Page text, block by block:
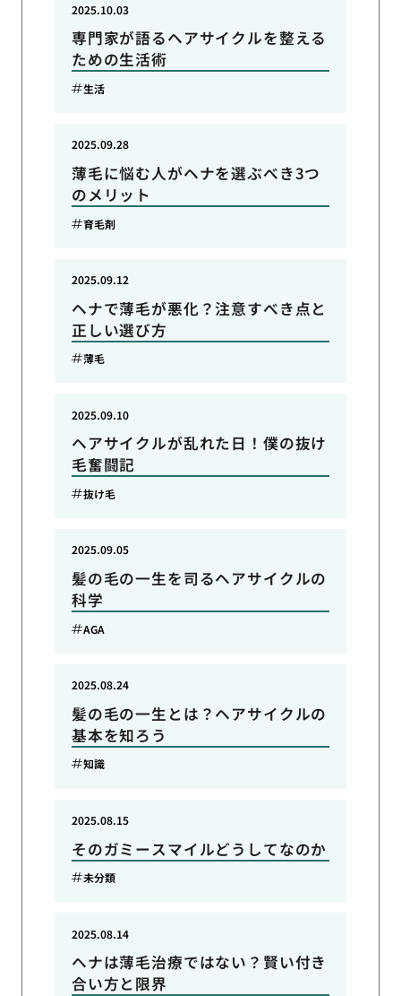
専門家が語るヘアサイクルを整える
ための生活術
2025.10.03
生活
薄毛に悩む人がヘナを選ぶべき3つ
のメリット
2025.09.28
育毛剤
ヘナで薄毛が悪化？注意すべき点と
正しい選び方
2025.09.12
薄毛
ヘアサイクルが乱れた日！僕の抜け
毛奮闘記
2025.09.10
抜け毛
髪の毛の一生を司るヘアサイクルの
科学
2025.09.05
AGA
髪の毛の一生とは？ヘアサイクルの
基本を知ろう
2025.08.24
知識
そのガミースマイルどうしてなのか
2025.08.15
未分類
ヘナは薄毛治療ではない？賢い付き
合い方と限界
2025.08.14